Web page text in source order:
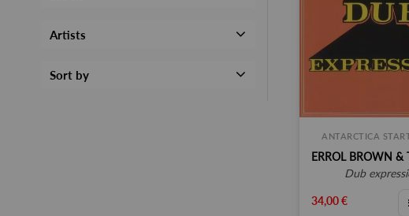
Artists
Sort by
ANTARCTICA
dub
34,00 €